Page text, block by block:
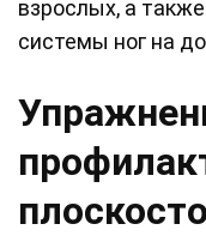
взрослых, а
системы ног на